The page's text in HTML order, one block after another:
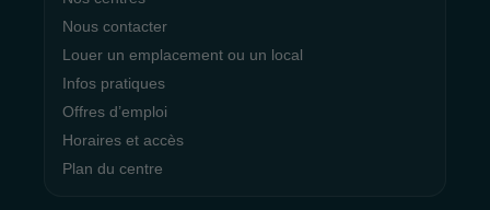
Nous contacter
Louer un emplacement ou un local
Infos pratiques
Offres d’emploi
Horaires et accès
Plan du centre